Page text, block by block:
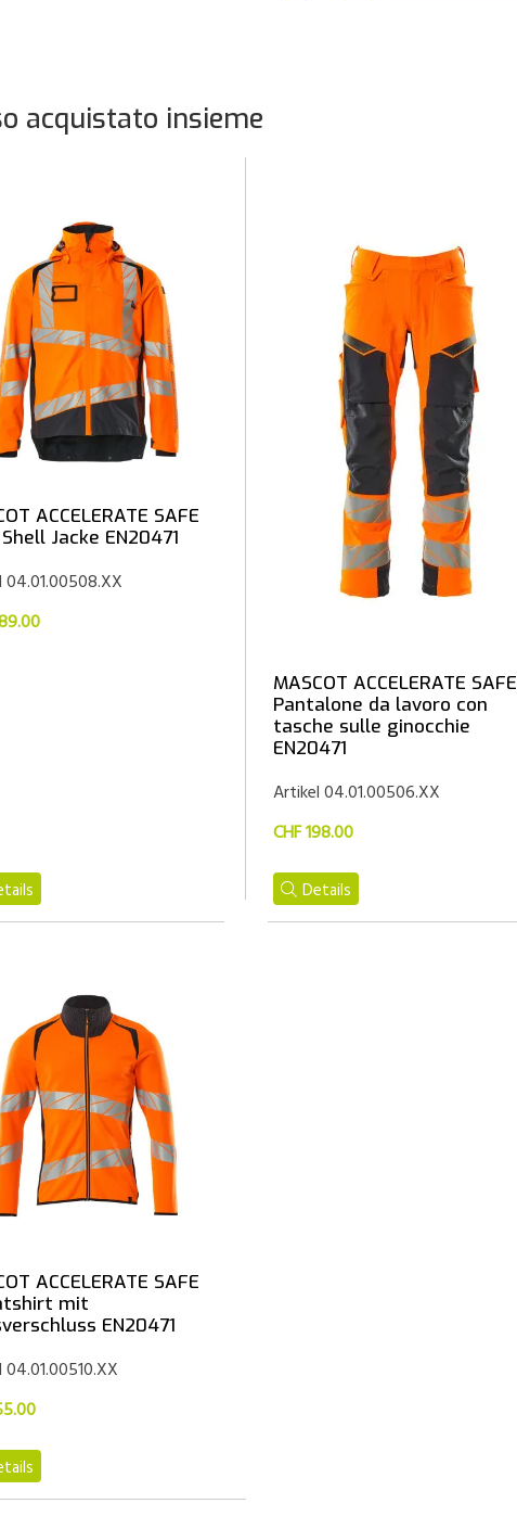
acquistato insieme
ACCELERATE SAFE
Jacke EN20471
MASCOT ACCELERATE SAFE
Pantalone da lavoro con
tasche sulle ginocchie
EN20471
Artikel 04.01.00506.XX
CHF 198.00
Details
ACCELERATE SAFE
mit
EN20471